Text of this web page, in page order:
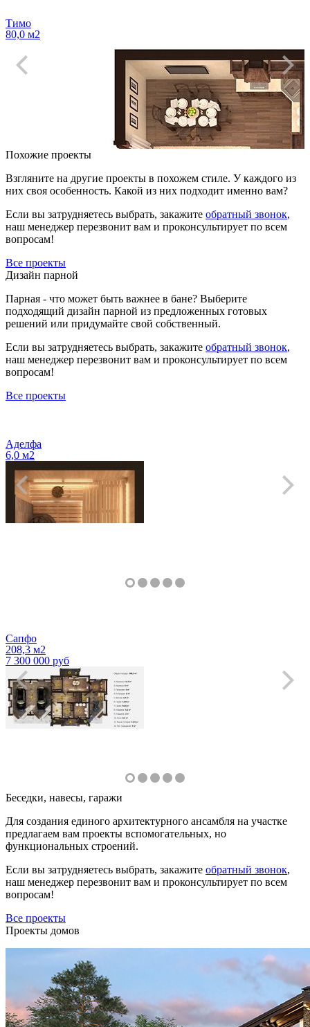
Тимо
80,0 м2
Похожие проекты
Взгляните на другие проекты в похожем стиле. У каждого из
них своя особенность. Какой из них подходит именно вам?
Если вы затрудняетесь выбрать, закажите обратный звонок,
наш менеджер перезвонит вам и проконсультирует по всем
вопросам!
Все проекты
Дизайн парной
Парная - что может быть важнее в бане? Выберите
подходящий дизайн парной из предложенных готовых
решений или придумайте свой собственный.
Если вы затрудняетесь выбрать, закажите обратный звонок,
наш менеджер перезвонит вам и проконсультирует по всем
вопросам!
Все проекты
Аделфа
6,0 м2
Сапфо
208,3 м2
7 300 000 руб
Беседки, навесы, гаражи
Для создания единого архитектурного ансамбля на участке
предлагаем вам проекты вспомогательных, но
функциональных строений.
Если вы затрудняетесь выбрать, закажите обратный звонок,
наш менеджер перезвонит вам и проконсультирует по всем
вопросам!
Все проекты
Проекты домов